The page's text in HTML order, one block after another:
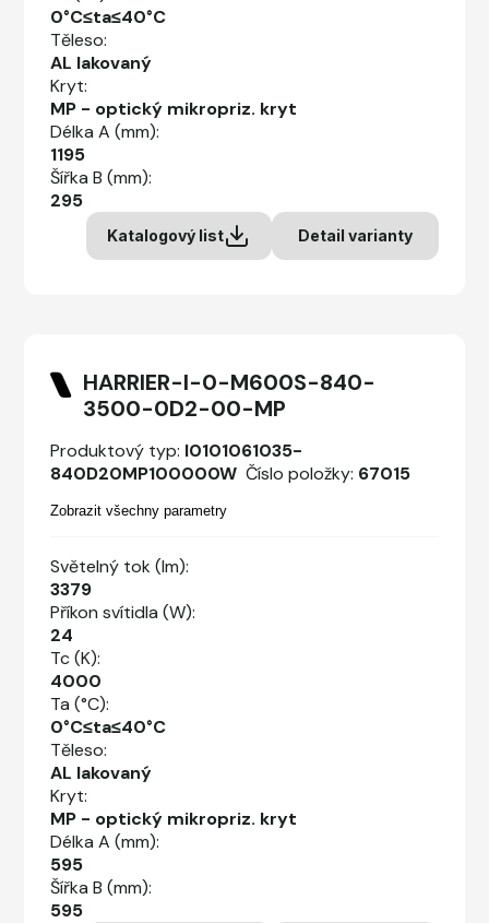
0°C≤ta≤40°C
Těleso:
AL lakovaný
Kryt:
MP - optický mikropriz. kryt
Délka A (mm):
1195
Šířka B (mm):
295
Katalogový list Detail varianty
HARRIER-I-0-M600S-840-
3500-0D2-00-MP
Produktový typ: I0101061035-
840D20MP100000W Číslo položky: 67015
Zobrazit všechny parametry
Světelný tok (lm):
3379
Příkon svítidla (W):
24
Tc (K):
4000
Ta (°C):
0°C≤ta≤40°C
Těleso:
AL lakovaný
Kryt:
MP - optický mikropriz. kryt
Délka A (mm):
595
Šířka B (mm):
595